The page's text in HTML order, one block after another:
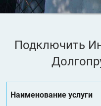
Подключить
Наименование услуги